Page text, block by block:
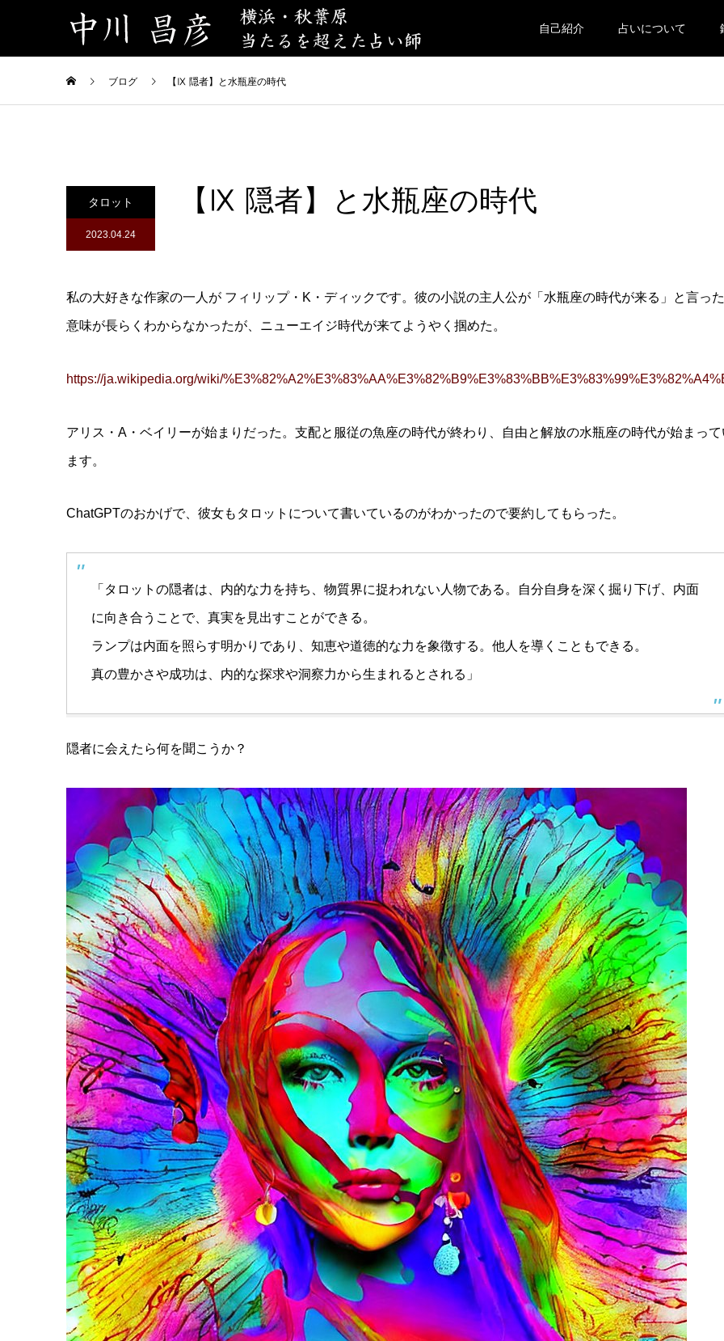
自己紹介 占いについて
ブログ 【Ⅸ 隠者】と水瓶座の時代
タロット
2023.04.24
【Ⅸ 隠者】と水瓶座の時代
私の大好きな作家の一人が フィリップ・K・ディックです。彼の小説の主人公が「水瓶座の時代が来る」と言った
意味が長らくわからなかったが、ニューエイジ時代が来てようやく掴めた。
https://ja.wikipedia.org/wiki/
アリス・A・ベイリーが始まりだった。支配と服従の魚座の時代が終わり、自由と解放の水瓶座の時代が始まって
ます。
ChatGPTのおかげで、彼女もタロットについて書いているのがわかったので要約してもらった。
「タロットの隠者は、内的な力を持ち、物質界に捉われない人物である。自分自身を深く掘り下げ、内面
に向き合うことで、真実を見出すことができる。
ランプは内面を照らす明かりであり、知恵や道徳的な力を象徴する。他人を導くこともできる。
真の豊かさや成功は、内的な探求や洞察力から生まれるとされる」
隠者に会えたら何を聞こうか？